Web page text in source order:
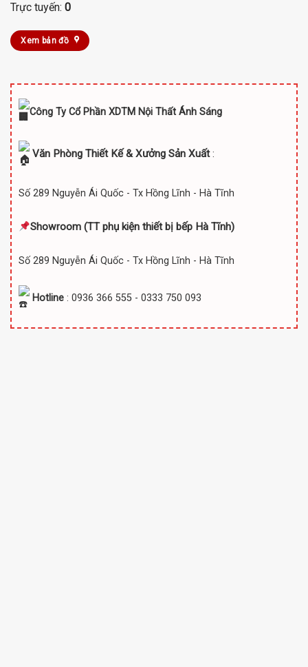
Trực tuyến: 0
Xem bản đồ
Công Ty Cổ Phần XDTM Nội Thất Ánh Sáng
Văn Phòng Thiết Kế & Xưởng Sản Xuất:
Số 289 Nguyễn Ái Quốc - Tx Hồng Lĩnh - Hà Tĩnh
Showroom (TTphụ kiện thiết bị bếp Hà Tĩnh)
Số 289 Nguyễn Ái Quốc - Tx Hồng Lĩnh - Hà Tĩnh
Hotline : 0936 366 555 - 0333 750 093